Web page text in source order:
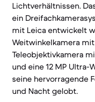
Lichtverhältnissen.
ein
mit Leica entwickelt
Weitwinkelkamera mit
Teleobjektivkamera
und eine 12 MP Ultra-
seine hervorragende
und Nacht gelobt.